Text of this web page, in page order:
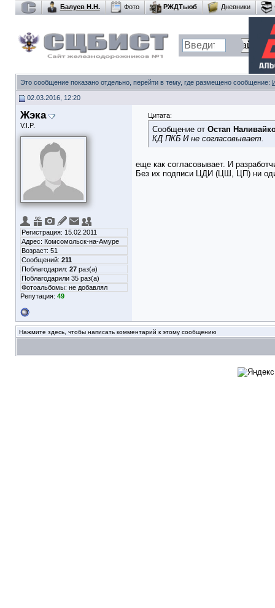
Балуев Н.Н. Фото РЖДТьюб Дневники
Это сообщение показано отдельно, перейти в тему, где размещено сообщение:
02.03.2016, 12:20
Жэка
V.I.P.
Регистрация: 15.02.2011
Адрес: Комсомольск-на-Амуре
Возраст: 51
Сообщений: 211
Поблагодарил: 27 раз(а)
Поблагодарили 35 раз(а)
Фотоальбомы: не добавлял
Репутация: 49
Цитата:
Сообщение от Остап
КД ПКБ И не согласовывает.
еще как согласовывает. И
Без их подписи ЦДИ (ЦШ, ЦП) ни
Нажмите здесь, чтобы написать комментарий к этому сообщению